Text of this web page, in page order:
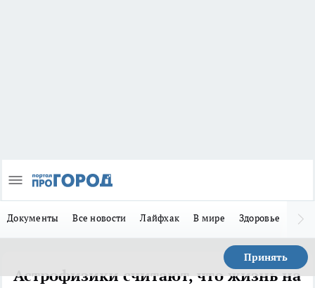
Документы Все новости Лайфхак В мире Здоровье
Принять
Астрофизики считают, что жизнь на